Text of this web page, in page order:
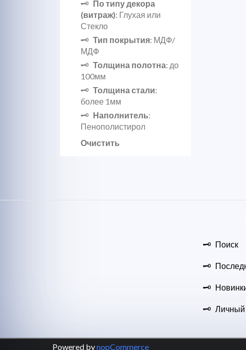
По типу декора
(витраж): Глухая или
Стекло
Тип покрытия: МДФ/
МДФ
Толщина полотна: до
100мм
Толщина стали:
более 1мм
Наполнитель:
Пенополистирол
Очистить
Поиск
Личный
Powered bynopCommerce